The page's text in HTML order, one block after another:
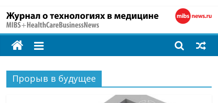
MIBS
+Прорыв в будущее